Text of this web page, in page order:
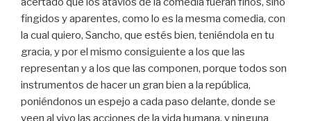
fingidos y aparentes, como lo es la mesma comedia, con
la cual quiero, Sancho, que estés bien, teniéndola en tu
gracia, y por el mismo consiguiente a los que las
representan y a los que las componen, porque todos son
instrumentos de hacer un gran bien a la república,
poniéndonos un espejo a cada paso delante, donde se
veen al vivo las acciones de la vida humana, y ninguna